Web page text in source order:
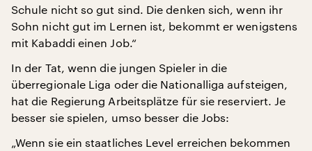
Schule nicht so gut sind. Die denken sich, wenn ihr
Sohn nicht gut im Lernen ist, bekommt er wenigstens
mit Kabaddi einen Job.“
In der Tat, wenn die jungen Spieler in die
überregionale Liga oder die Nationalliga aufsteigen,
hat die Regierung Arbeitsplätze für sie reserviert. Je
besser sie spielen, umso besser die Jobs:
„Wenn sie ein staatliches Level erreichen bekommen